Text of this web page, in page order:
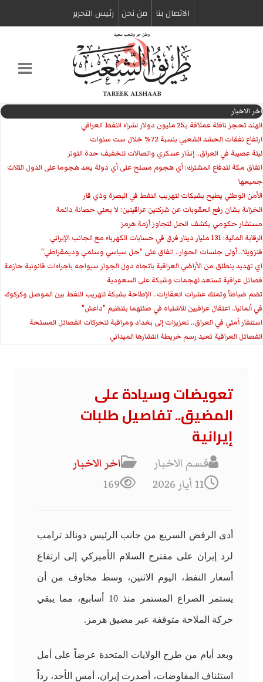
الاتصال بنا من نحن رئیس التحریر
اخر الاخبار
الهند تحجز ناقلة عملاقة بـ25 مليون دولار لشراء النفط العراقي
ارتفاع نفقات الحشد الشعبي بنسبة 72% خلال ست سنوات
ليلة عصيبة في العراق.. إنذار عسكري واتصالات لتخفيف حدة التوتر
‏اتفاق مكة للدفاع المشترك: أي هجوم مسلح على أي دولة يعد هجوما على الدول الثلاث
جميعها
الأمن الوطني يطيح بشبكات لتهريب النفط في البصرة وذي قار
الخزانة بشان رفع العقوبات عن شركتين عراقيتين: لا يعني حصانة دائمة
مستشار حكومي يكشف الحل لتجاوز أزمة هرمز
الرقابة المالية: 131 مليار دينار فرق في حسابات الكهرباء مع الجانب الإيراني
فنزويلا.. أولى جلسات الحوار.. اتفاق على "حل سياسي وسلمي وديمقراطي"
اي تهديد ينطلق من الأراضي العراقية باتجاه دول الجوار سيواجه باجراءات قانونية حازمة
فصائل عراقية تستعد لهجمات وشيكة على السعودية
تضم ضباطاً وتملك عشرات العقارات.. الإطاحة بشبكة لتهريب النفط بين الموصل وكركوك
في ألمانيا.. اعتقال عراقيين للاشتباه في صلتهما بتنظيم "داعش"
استنفار أمني في العراق.. تعزيزات إلى بغداد ومراقبة لتحركات الفصائل المسلحة
الفصائل العراقية تعيد رسم خريطة انتشارها الميداني
تعويضات وسيادة على
المضيق.. تفاصيل طلبات
إيرانية
قسم الاخبار
اخر الاخبار
11 أيار 2026
169
أدى الرفض السريع من جانب الرئيس دونالد ترامب
لرد إيران على مقترح السلام الأميركي إلى ارتفاع
أسعار النفط، اليوم الاثنين، وسط مخاوف من أن
يستمر الصراع المستمر منذ 10 أسابيع، مما يبقي
حركة الملاحة متوقفة عبر مضيق هرمز.
وبعد أيام من طرح الولايات المتحدة عرضاً على أمل
استئناف المفاوضات، أصدرت إيران، أمس الأحد، رداً